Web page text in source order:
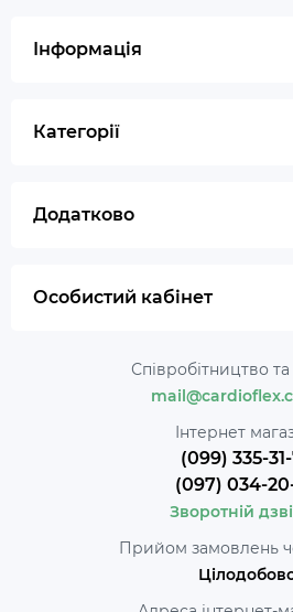
Інформація
Категорії
Додатково
Особистий кабінет
Співробітництво
Інтернет
(099) 335-
(097) 034-
Зворотній
Прийом замовлень